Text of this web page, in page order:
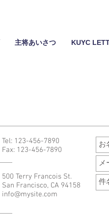
主将あいさつ KUYC
Tel: 123-456-7890
Fax: 123-456-7890
500 Terry Francois St.
San Francisco, CA 94158
info@mysite.com